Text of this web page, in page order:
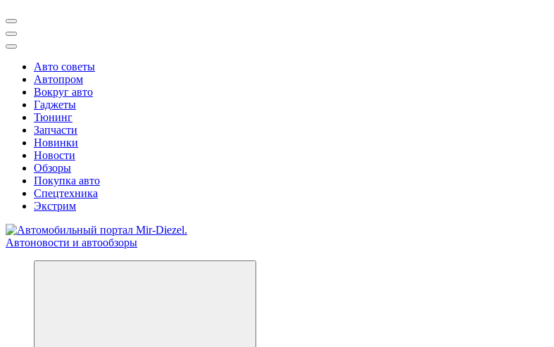
Авто советы
Автопром
Вокруг авто
Гаджеты
Тюнинг
Запчасти
Новинки
Новости
Обзоры
Покупка авто
Спецтехника
Экстрим
Справочник автомобилиста. Обзор новинок популярных автобрендов, технические характреристики, фото и